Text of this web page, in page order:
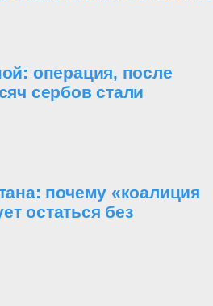
операция, после
сербов стали
почему «коалиция
остаться без